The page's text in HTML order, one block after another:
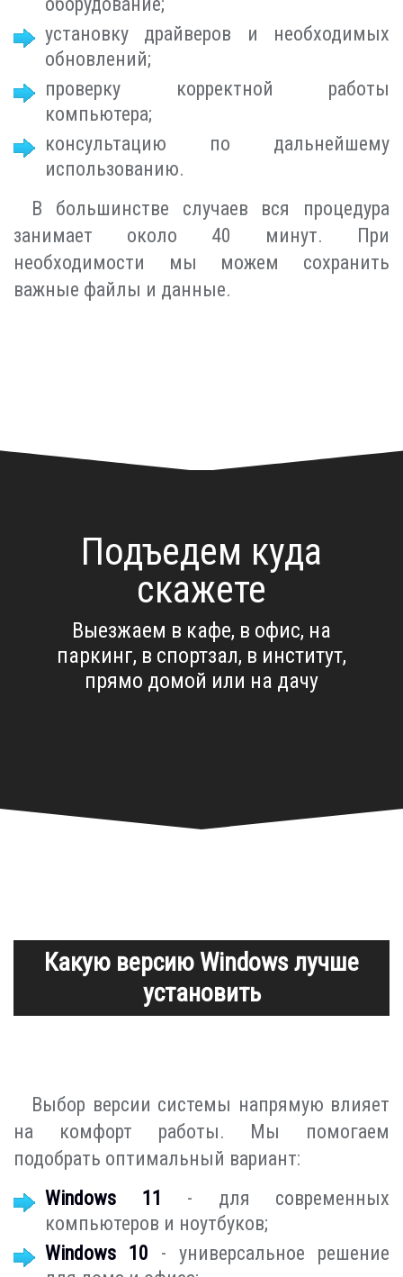
установку драйверов и необходимых
обновлений;
проверку корректной работы
компьютера;
консультацию по дальнейшему
использованию.
В большинстве случаев вся процедура
занимает около 40 минут. При
необходимости мы можем сохранить
важные файлы и данные.
Подъедем куда
скажете
Выезжаем в кафе, в офис, на
паркинг, в спортзал, в институт,
прямо домой или на дачу
Какую версию Windows лучше
установить
Выбор версии системы напрямую влияет
на комфорт работы. Мы помогаем
подобрать оптимальный вариант:
Windows 11
- для современных
компьютеров и ноутбуков;
Windows 10 - универсальное решение